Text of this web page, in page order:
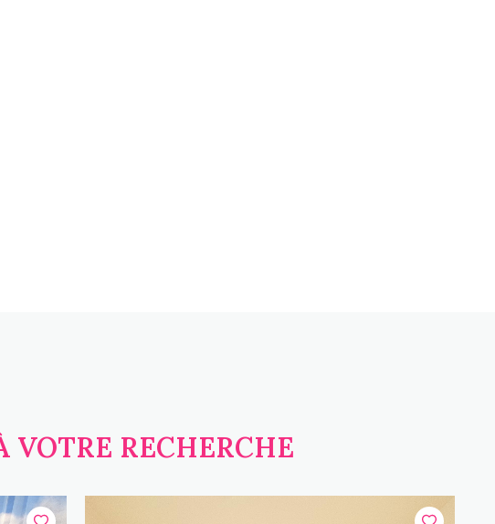
VOTRE RECHERCHE